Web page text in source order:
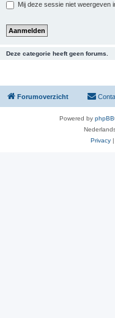
Mij deze sessie niet weergeven
Deze categorie heeft geen forums.
Forumoverzicht
Powered by phpBB
Privacy |